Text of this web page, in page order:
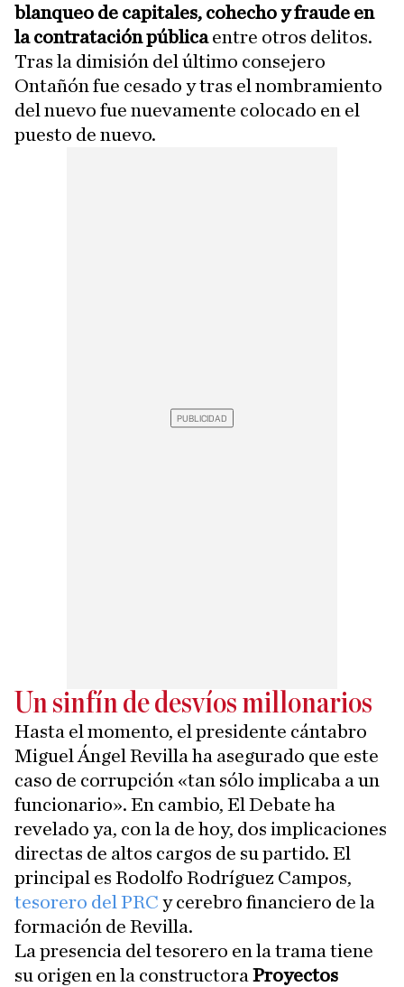
blanqueo de capitales, cohecho y fraude en
la contratación públicaentre otros delitos.
Tras la dimisión del último consejero
Ontañón fue cesado y tras el nombramiento
del nuevo fue nuevamente colocado en el
puesto de nuevo.
Un sinfín de desvíos millonarios
Hasta el momento, el presidente cántabro
Miguel Ángel Revilla ha asegurado que este
caso de corrupción «tan sólo implicaba a un
funcionario». En cambio, El Debate ha
revelado ya, con la de hoy, dos implicaciones
directas de altos cargos de su partido. El
principal es Rodolfo Rodríguez Campos,
tesorero del PRC y cerebro financiero de la
formación de Revilla.
La presencia del tesorero en la trama tiene
su origen en la constructora Proyectos